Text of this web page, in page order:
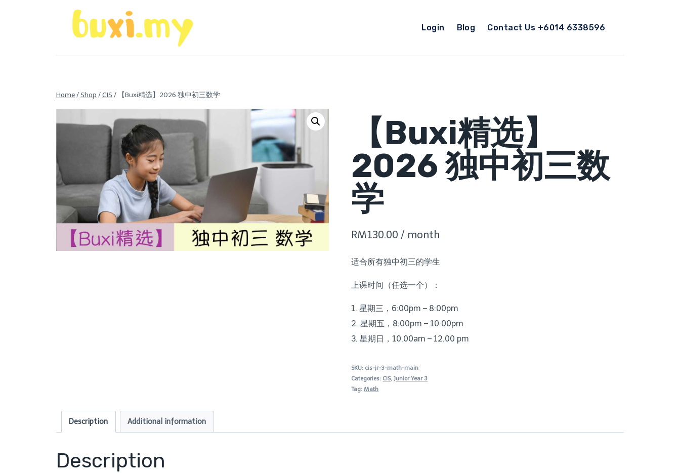
Login Blog Contact Us +6014 6338596
Home/Shop /CIS / 【Buxi精选】2026 独中初三数学
【Buxi精选】
2026 独中初三数
学
RM130.00 / month
适合所有独中初三的学生
上课时间（任选一个）：
1. 星期三，6:00pm – 8:00pm
2. 星期五，8:00pm – 10:00pm
3. 星期日，10.00am – 12.00 pm
SKU: cis-jr-3-math-main
Categories: CIS,Junior Year 3
Tag: Math
Description Additional information
Description